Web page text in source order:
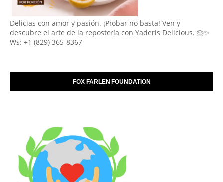
Delicias con amor y pasión. ¡Probar no basta! Ven y
descubre el arte de la repostería con Yaderis Delicious. 🎂✨
Ws: +1 (829) 365-8367
FOX FARLEN FOUNDATION